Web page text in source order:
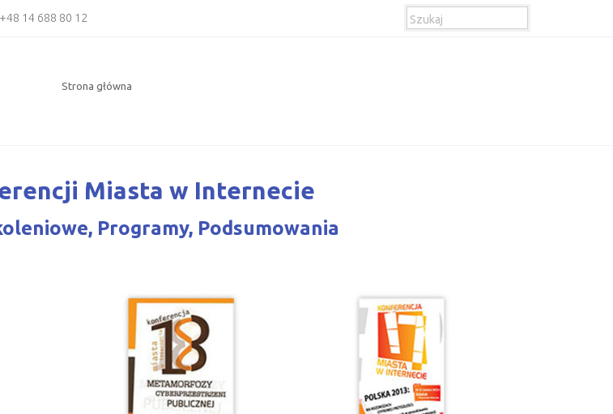
+48 14 688 80 12
Strona główna
Miasta w Internecie
Programy, Podsumowania